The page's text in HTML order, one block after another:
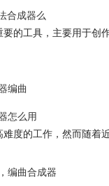
合成器么
的工具，主要用于创
编曲
怎么用
度的工作，然而随着
， 编曲合成器